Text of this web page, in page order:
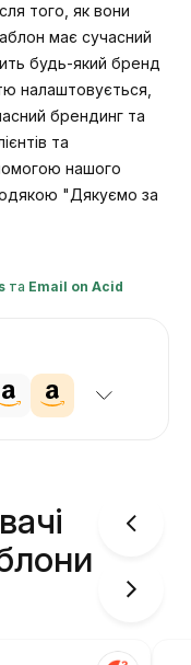
того, як вони
має сучасний
будь-який бренд
налаштовується,
брендинг та
та
нашого
"Дякуємо за
та Email on Acid